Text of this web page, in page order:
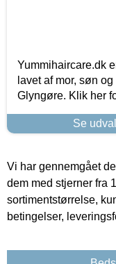
Yummihaircare.dk
lavet af mor, søn
Glyngøre. Klik her
Se
Vi har gennemgået
dem med stjerner fra
sortimentstørrelse,
betingelser,